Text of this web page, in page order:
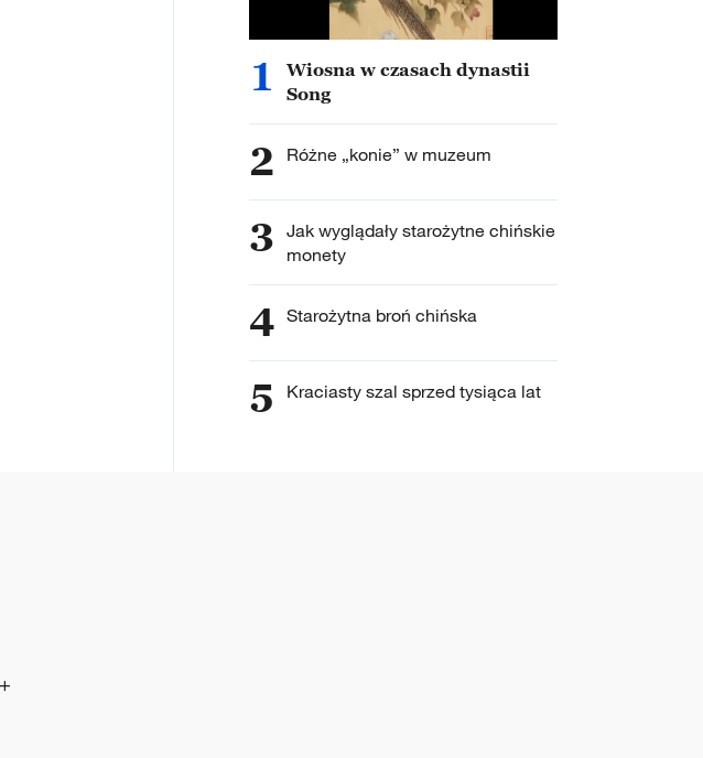
1
Wiosna w czasach dynastii
Song
2 Różne „konie” w muzeum
3 Jak wyglądały starożytne chińskie
monety
4 Starożytna broń chińska
5 Kraciasty szal sprzed tysiąca lat